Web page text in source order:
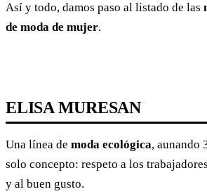
Así y todo, damos paso al listado de las
de moda de mujer.
ELISA MURESAN
Una línea de moda ecológica, aunando
solo concepto: respeto a los
y al buen gusto.